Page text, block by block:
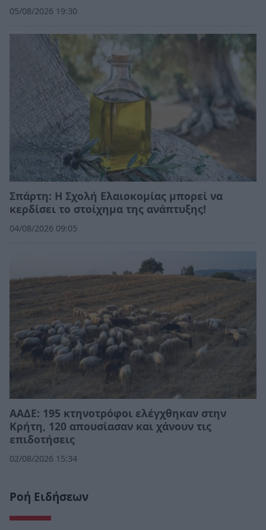
05/08/2026 19:30
Σπάρτη: Η Σχολή Ελαιοκομίας μπορεί να
κερδίσει το στοίχημα της ανάπτυξης!
04/08/2026 09:05
ΑΑΔΕ: 195 κτηνοτρόφοι ελέγχθηκαν στην
Κρήτη, 120 απουσίασαν και χάνουν τις
επιδοτήσεις
02/08/2026 15:34
Ροή Ειδήσεων